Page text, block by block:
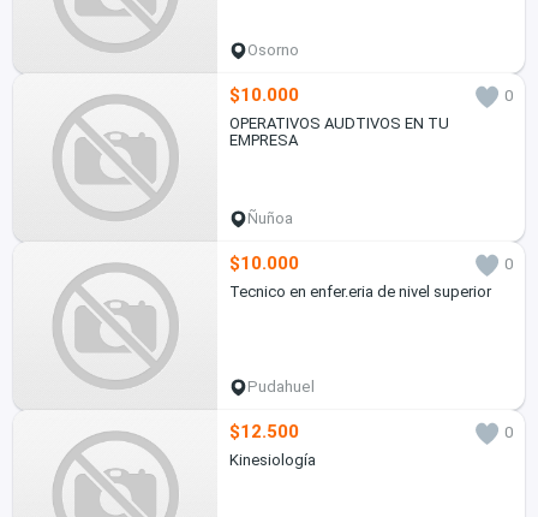
Osorno
$10.000
0
OPERATIVOS AUDTIVOS EN TU
EMPRESA
Ñuñoa
$10.000
0
Tecnico en enfer.eria de nivel superior
Pudahuel
$12.500
0
Kinesiología